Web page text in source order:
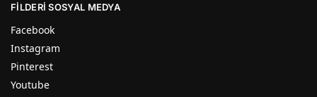
FİLDERİ SOSYAL MEDYA
Facebook
Instagram
Pinterest
Youtube